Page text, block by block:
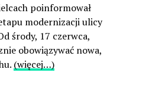
poinformował
modernizacji ulicy
środy, 17 czerwca,
obowiązywać nowa,
(więcej…)